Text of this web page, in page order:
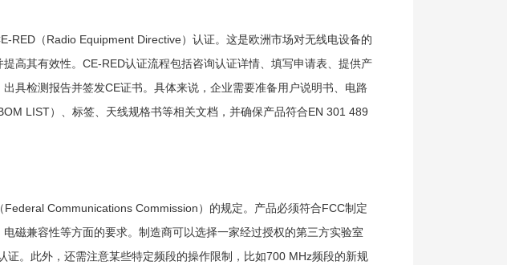
RED（Radio Equipment Directive）认证。这是欧洲市场对无线电设备的
高其有效性。CE-RED认证流程包括咨询认证详情、填写申请表、提供产
具检测报告并签发CE证书。具体来说，企业需要准备用户说明书、电路
LIST）、标签、天线规格书等相关文档，并确保产品符合EN 301 489
Communications Commission）的规定。产品必须符合FCC制定
磁兼容性等方面的要求。制造商可以选择一家经过授权的第三方实验室
证。此外，还需注意某些特定频段的操作限制，比如700 MHz频段的新规